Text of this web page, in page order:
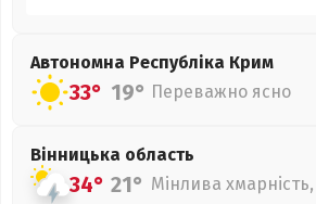
Автономна Республіка Крим
33° 19° Переважно ясно
Вінницька область
34° 21° Мінлива